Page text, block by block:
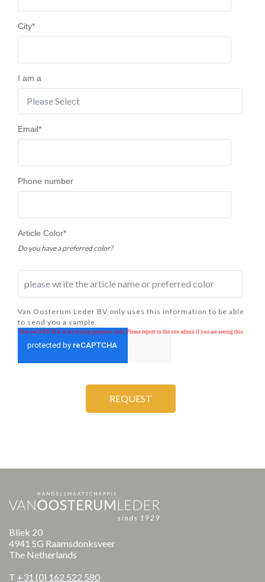
City*
I am a
Email*
Phone number
Article Color*
Do you have a preferred color?
Van Oosterum Leder BV only uses this information to be able
to send you a sample.
Bliek 20
4941 SG Raamsdonksveer
The Netherlands
T +31 (0) 162 522 580